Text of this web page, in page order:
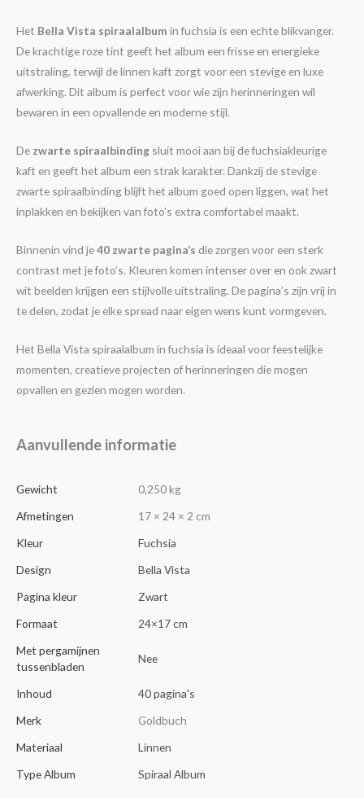
Het Bella Vista spiraalalbum in fuchsia is een echte blikvanger.
De krachtige roze tint geeft het album een frisse en energieke
uitstraling, terwijl de linnen kaft zorgt voor een stevige en luxe
afwerking. Dit album is perfect voor wie zijn herinneringen wil
bewaren in een opvallende en moderne stijl.
De zwarte spiraalbinding sluit mooi aan bij de fuchsiakleurige
kaft en geeft het album een strak karakter. Dankzij de stevige
zwarte spiraalbinding blijft het album goed open liggen, wat het
inplakken en bekijken van foto’s extra comfortabel maakt.
Binnenin vind je40 zwarte pagina’s die zorgen voor een sterk
contrast met je foto’s. Kleuren komen intenser over en ook zwart
wit beelden krijgen een stijlvolle uitstraling. De pagina’s zijn vrij in
te delen, zodat je elke spread naar eigen wens kunt vormgeven.
Het Bella Vista spiraalalbum in fuchsia is ideaal voor feestelijke
momenten, creatieve projecten of herinneringen die mogen
opvallen en gezien mogen worden.
Aanvullende informatie
Gewicht
0,250 kg
Afmetingen
17 × 24 × 2 cm
Kleur
Fuchsia
Design
Bella Vista
Pagina kleur
Zwart
Formaat
24×17 cm
Met pergamijnen
tussenbladen
Nee
Inhoud
40 pagina's
Merk
Goldbuch
Materiaal
Linnen
Type Album
Spiraal Album